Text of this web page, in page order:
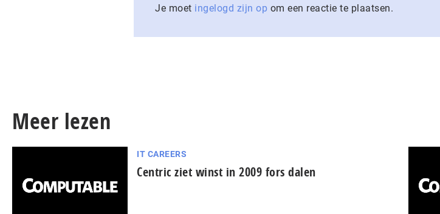
Je moet ingelogd zijn op om een reactie te plaatsen.
Meer lezen
IT CAREERS
Centric ziet winst in 2009 fors dalen